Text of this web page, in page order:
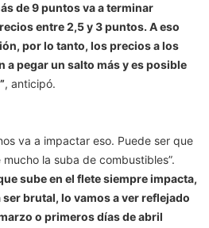
de 9 puntos va a terminar
entre 2,5 y 3 puntos. A eso
por lo tanto, los precios a los
a pegar un salto más y es posible
, anticipó.
va a impactar eso. Puede ser que
la suba de combustibles”.
sube en el flete siempre impacta,
brutal, lo vamos a ver reflejado
o primeros días de abril